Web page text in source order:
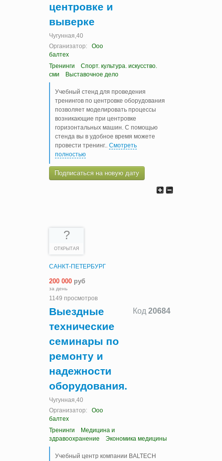
центровке и
выверке
Чугунная,40
Организатор:
Ооо
балтех
Тренинги
Спорт. культура. искусство.
сми
Выставочное дело
Учебный стенд для проведения
тренингов по центровке оборудования
позволяет моделировать процессы
возникающие при центровке
горизонтальных машин. С помощью
стенда вы в удобное время можете
провести тренинг.. Смотреть
полностью
Подписаться на новую дату
?
ОТКРЫТАЯ
САНКТ-ПЕТЕРБУРГ
200 000 руб
за день
1149 просмотров
Код 20684
Выездные
технические
семинары по
ремонту и
надежности
оборудования.
Чугунная,40
Организатор:
Ооо
балтех
Тренинги
Медицина и
здравоохранение
Экономика медицины
Учебный центр компании BALTECH